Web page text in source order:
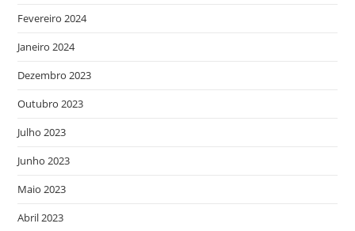
Fevereiro 2024
Janeiro 2024
Dezembro 2023
Outubro 2023
Julho 2023
Junho 2023
Maio 2023
Abril 2023